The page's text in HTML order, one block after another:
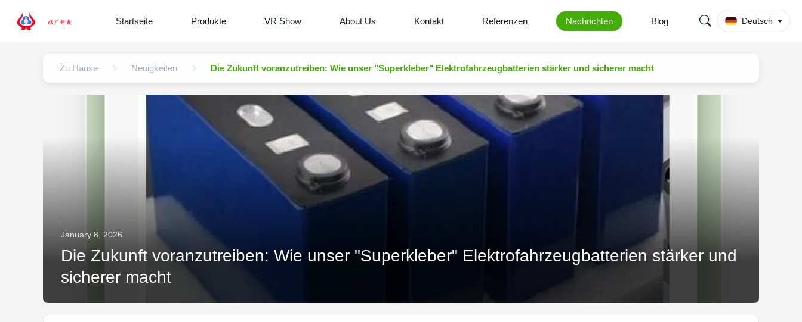
Startseite Produkte VR Show About Us Kontakt Referenzen Nachrichten Blog Deutsch
Zu Hause Neuigkeiten Die Zukunft voranzutreiben: Wie unser "Superkleber" Elektrofahrzeugbatterien stärker und sicherer macht
January 8, 2026
Die Zukunft voranzutreiben: Wie unser "Superkleber" Elektrofahrzeugbatterien stärker und
sicherer macht